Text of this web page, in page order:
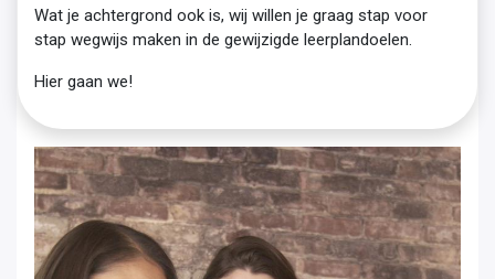
Wat je achtergrond ook is, wij willen je graag stap voor
stap wegwijs maken in de gewijzigde leerplandoelen.
Hier gaan we!